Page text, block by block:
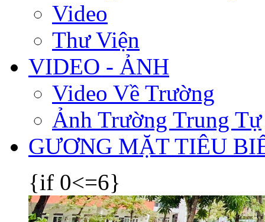
Video
Thư Viện
VIDEO - ẢNH
Video Về Trường
Ảnh Trường Trung Tự
GƯƠNG MẶT TIÊU
{if 0<=6}